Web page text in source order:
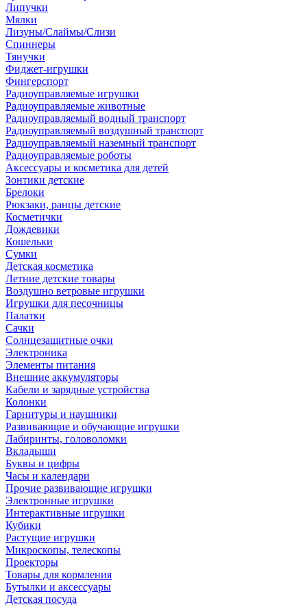
Липучки
Мялки
Лизуны/Слаймы/Слизи
Спиннеры
Тянучки
Фиджет-игрушки
Фингерспорт
Радиоуправляемые игрушки
Радиоуправляемые животные
Радиоуправляемый водный транспорт
Радиоуправляемый воздушный транспорт
Радиоуправляемый наземный транспорт
Радиоуправляемые роботы
Аксессуары и косметика для детей
Зонтики детские
Брелоки
Рюкзаки, ранцы детские
Косметички
Дождевики
Кошельки
Сумки
Детская косметика
Летние детские товары
Воздушно ветровые игрушки
Игрушки для песочницы
Палатки
Сачки
Солнцезащитные очки
Электроника
Элементы питания
Внешние аккумуляторы
Кабели и зарядные устройства
Колонки
Гарнитуры и наушники
Развивающие и обучающие игрушки
Лабиринты, головоломки
Вкладыши
Буквы и цифры
Часы и календари
Прочие развивающие игрушки
Электронные игрушки
Интерактивные игрушки
Кубики
Растущие игрушки
Микроскопы, телескопы
Проекторы
Товары для кормления
Бутылки и аксессуары
Детская посуда